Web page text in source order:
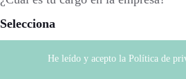
He leído y acepto la Política de